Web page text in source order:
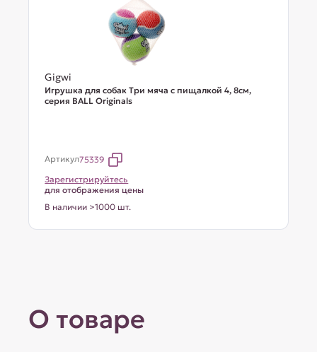
Gigwi
Игрушка для собак Три мяча с пищалкой 4, 8см,
серия BALL Originals
Артикул75339
Зарегистрируйтесь
для отображения цены
В наличии >1000 шт.
О товаре